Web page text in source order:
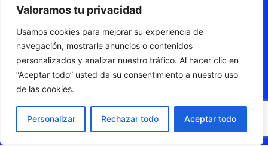
Valoramos tu privacidad
Usamos cookies para mejorar su experiencia de
navegación, mostrarle anuncios o contenidos
personalizados y analizar nuestro tráfico. Al hacer clic en
“Aceptar todo” usted da su consentimiento a nuestro uso
de las cookies.
Personalizar Rechazar todo Aceptar todo
Declaración de accesibilidad
Mapa web
© 2026 Fleximat